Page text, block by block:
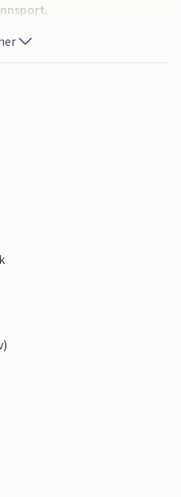
i gode hender takket være
med utsikt over vannet og
det spisse taket. Huset er
ferie sammen.